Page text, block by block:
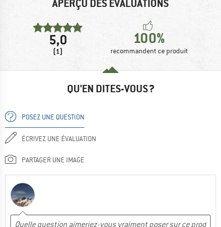
APERÇU DES ÉVALUATIONS
5,0
(1)
100%
recommandent ce produit
QU'EN DITES-VOUS ?
POSEZ UNE QUESTION
ÉCRIVEZ UNE ÉVALUATION
PARTAGER UNE IMAGE